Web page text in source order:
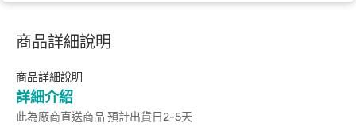
商品詳細說明
商品詳細說明
詳細介紹
此為廠商直送商品 預計出貨日2-5天